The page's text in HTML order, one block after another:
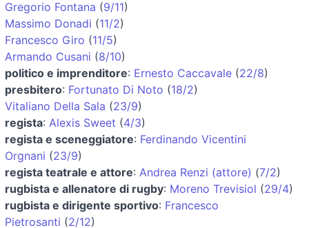
Gregorio Fontana (9/11)
Massimo Donadi (11/2)
Francesco Giro (11/5)
Armando Cusani (8/10)
politico e imprenditore: Ernesto Caccavale (22/8)
presbitero: Fortunato Di Noto (18/2)
Vitaliano Della Sala (23/9)
regista: Alexis Sweet (4/3)
regista e sceneggiatore: Ferdinando Vicentini
Orgnani (23/9)
regista teatrale e attore: Andrea Renzi (attore) (7/2)
rugbista e allenatore di rugby: Moreno Trevisiol (29/4)
rugbista e dirigente sportivo: Francesco
Pietrosanti (2/12)